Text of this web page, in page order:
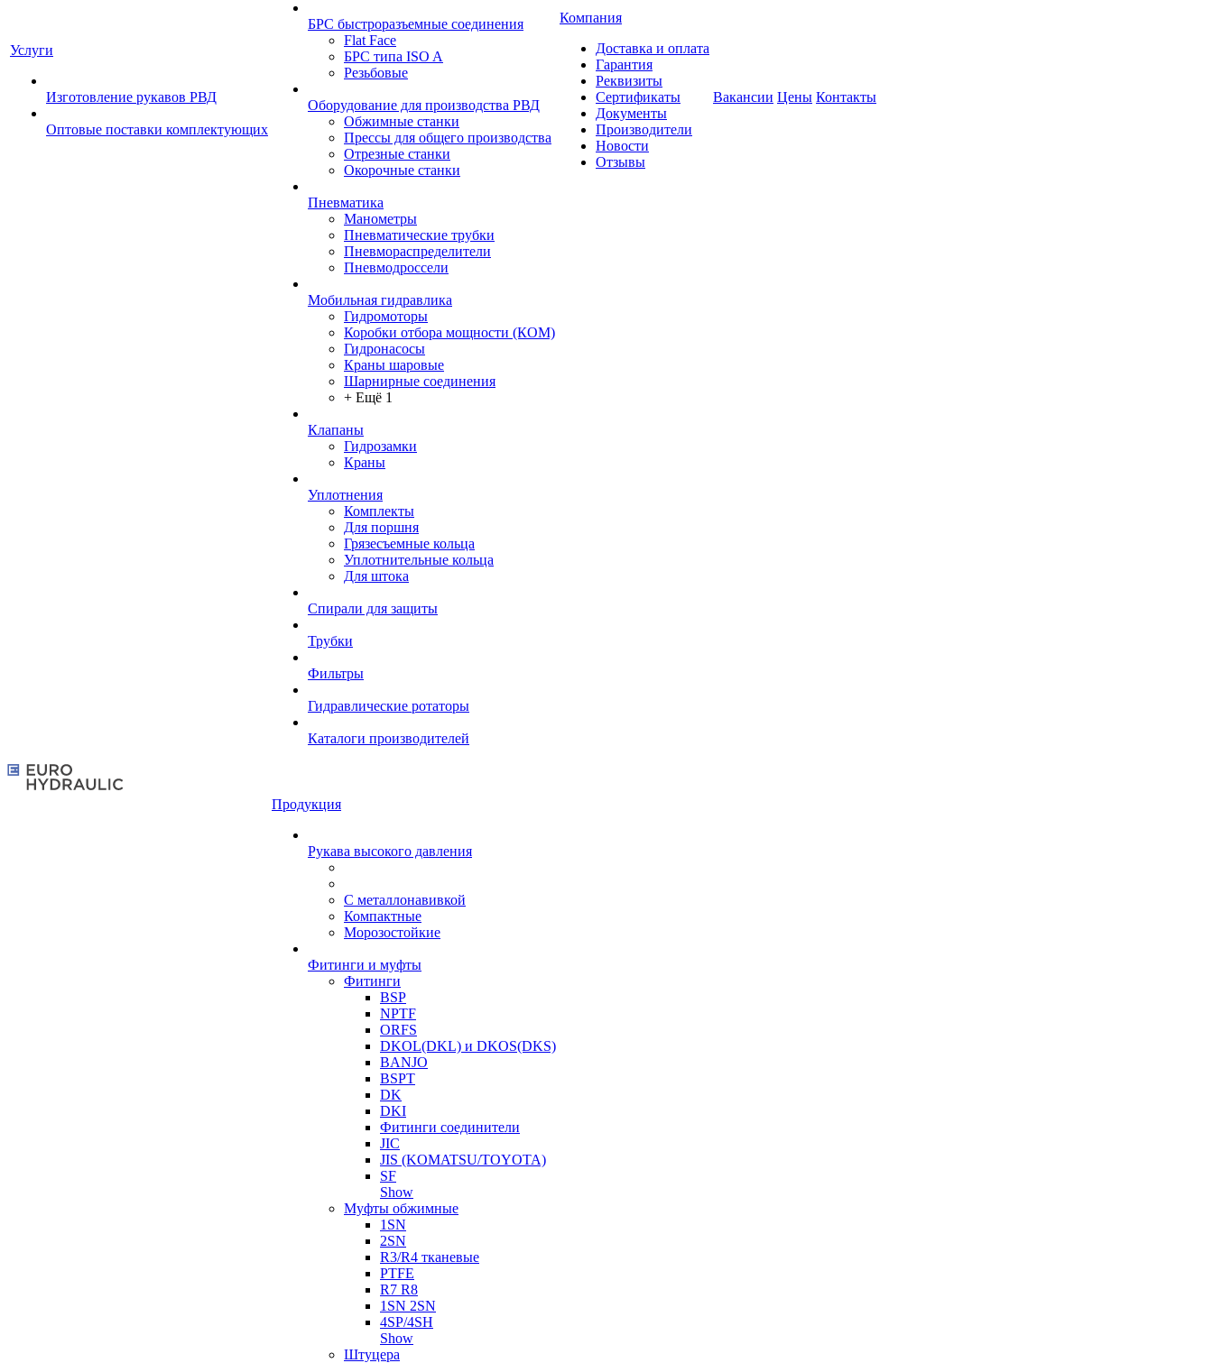
Услуги
Изготовление рукавов РВД
Оптовые поставки комплектующих
БРС быстроразъемные соединения
Flat Face
БРС типа ISO A
Резьбовые
Оборудование для производства РВД
Обжимные станки
Прессы для общего производства
Отрезные станки
Окорочные станки
Пневматика
Манометры
Пневматические трубки
Пневмораспределители
Пневмодроссели
Мобильная гидравлика
Гидромоторы
Коробки отбора мощности (КОМ)
Гидронасосы
Краны шаровые
Шарнирные соединения
+ Ещё 1
Клапаны
Гидрозамки
Краны
Уплотнения
Комплекты
Для поршня
Грязесъемные кольца
Уплотнительные кольца
Для штока
Спирали для защиты
Трубки
Фильтры
Гидравлические ротаторы
Каталоги производителей
Компания
Доставка и оплата
Гарантия
Реквизиты
Сертификаты
Документы
Производители
Новости
Отзывы
Вакансии Цены Контакты
Продукция
Рукава высокого давления
С металлонавивкой
Компактные
Морозостойкие
Фитинги и муфты
Фитинги
BSP
NPTF
ORFS
DKOL(DKL) и DKOS(DKS)
BANJO
BSPT
DK
DKI
Фитинги соединители
JIC
JIS (KOMATSU/TOYOTA)
SF
Show
Муфты обжимные
1SN
2SN
R3/R4 тканевые
PTFE
R7 R8
1SN 2SN
4SP/4SH
Show
Штуцера